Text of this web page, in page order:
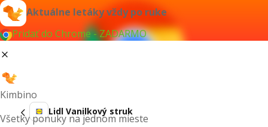
Aktuálne letáky vždy po ruke
Pridať do Chrome - ZADARMO
Kimbino
Všetky ponuky na jednom mieste
Lidl Vanilkový struk